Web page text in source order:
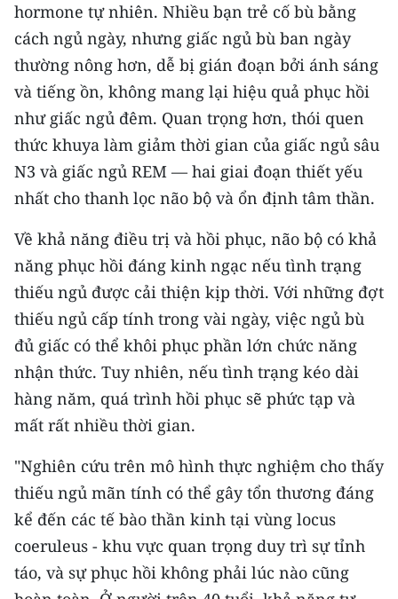
한국어
hormone tự nhiên. Nhiều bạn trẻ cố bù bằng
cách ngủ ngày, nhưng giấc ngủ bù ban ngày
thường nông hơn, dễ bị gián đoạn bởi ánh sáng
và tiếng ồn, không mang lại hiệu quả phục hồi
như giấc ngủ đêm. Quan trọng hơn, thói quen
thức khuya làm giảm thời gian của giấc ngủ sâu
N3 và giấc ngủ REM — hai giai đoạn thiết yếu
nhất cho thanh lọc não bộ và ổn định tâm thần.
Về khả năng điều trị và hồi phục, não bộ có khả
năng phục hồi đáng kinh ngạc nếu tình trạng
thiếu ngủ được cải thiện kịp thời. Với những đợt
thiếu ngủ cấp tính trong vài ngày, việc ngủ bù
đủ giấc có thể khôi phục phần lớn chức năng
nhận thức. Tuy nhiên, nếu tình trạng kéo dài
hàng năm, quá trình hồi phục sẽ phức tạp và
mất rất nhiều thời gian.
"Nghiên cứu trên mô hình thực nghiệm cho thấy
thiếu ngủ mãn tính có thể gây tổn thương đáng
kể đến các tế bào thần kinh tại vùng locus
coeruleus - khu vực quan trọng duy trì sự tỉnh
táo, và sự phục hồi không phải lúc nào cũng